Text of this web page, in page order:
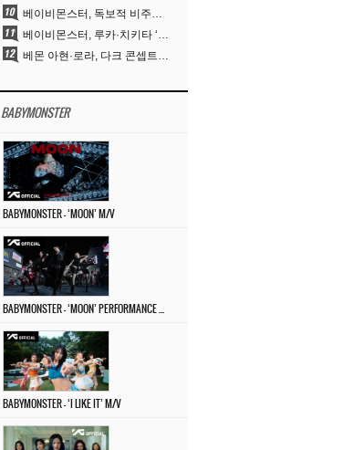
베이비몬스터, 독보적 비주얼과 압도적 소화력..’MOON’
베이비몬스터, 루카·치키타 ‘문’ 비주얼 공개…절제된 카리스마·유니크 비주얼
베몬 아현·로라, 다크 콘셉트 완벽 소화…’문’ 비주얼 포토 공개
BABYMONSTER
BABYMONSTER – ‘MOON’ M/V
BABYMONSTER – ‘I LIKE IT’ M/V